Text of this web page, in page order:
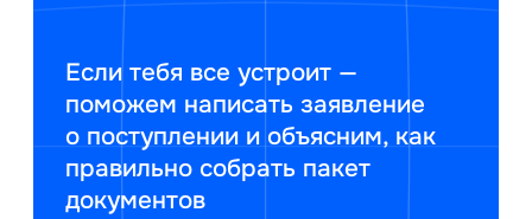
Если тебя все устроит —
поможем написать заявление
о поступлении и объясним, как
правильно собрать пакет
документов